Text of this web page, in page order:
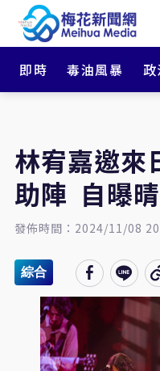
即時 毒油風暴 政
林宥嘉邀來
助陣 自曝
發佈時間：2024/11/08
綜合